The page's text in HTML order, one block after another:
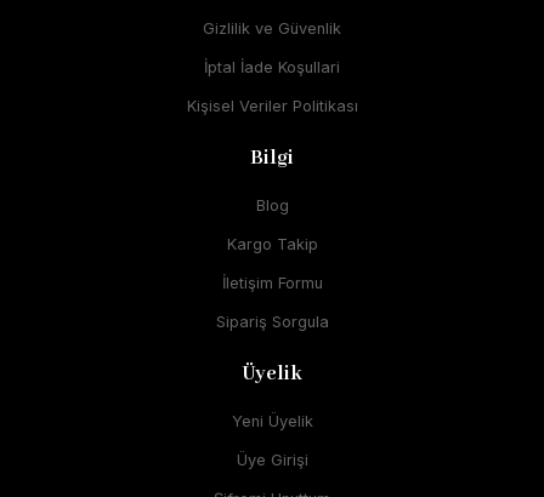
Gizlilik ve Güvenlik
İptal İade Koşullari
Kişisel Veriler Politikası
Bilgi
Blog
Kargo Takip
İletişim Formu
Sipariş Sorgula
Üyelik
Yeni Üyelik
Üye Girişi